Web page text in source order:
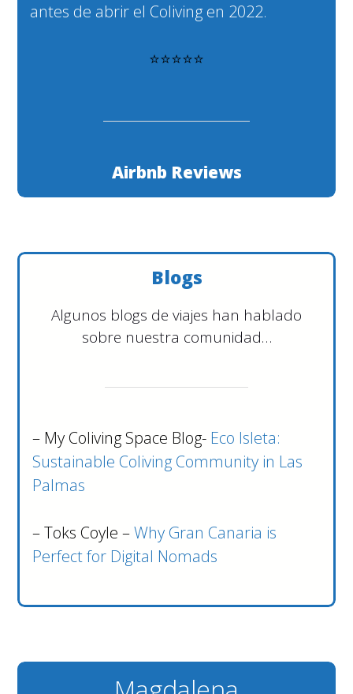
antes de abrir el Coliving en 2022.
⭐⭐⭐⭐⭐
Airbnb Reviews
Blogs
Algunos blogs de viajes han hablado
sobre nuestra comunidad…
– My Coliving Space Blog- Eco Isleta:
Sustainable Coliving Community in Las
Palmas
– Toks Coyle –Why Gran Canaria is
Perfect for Digital Nomads